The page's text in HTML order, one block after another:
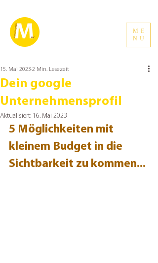
ME
NU
Dein google
Unternehmensprofil
15. Mai 2023 2 Min. Lesezeit
Aktualisiert: 16. Mai 2023
5 Möglichkeiten mit
kleinem Budget in die
Sichtbarkeit zu kommen...